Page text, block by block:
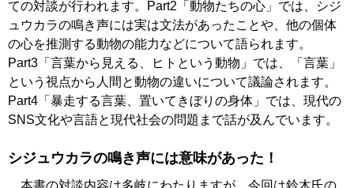
ての対談が行われます。Part2「動物たちの心」では、シジ
ュウカラの鳴き声には実は文法があったことや、他の個体
の心を推測する動物の能力などについて語られます。
Part3「言葉から見える、ヒトという動物」では、「言葉」
という視点から人間と動物の違いについて議論されます。
Part4「暴走する言葉、置いてきぼりの身体」では、現代の
SNS文化や言語と現代社会の問題まで話が及んでいます。
シジュウカラの鳴き声には意味があった！